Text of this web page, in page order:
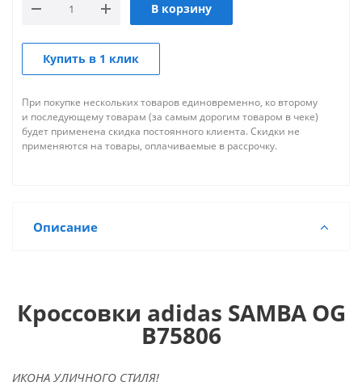
В корзину
Купить в 1 клик
При покупке нескольких товаров единовременно, ко второму
и последующему товарам (за самым дорогим товаром в чеке)
будет применена скидка постоянного клиента. Скидки не
применяются на товары, оплачиваемые в рассрочку.
Описание
Кроссовки adidas SAMBA OG
B75806
ИКОНА УЛИЧНОГО СТИЛЯ!